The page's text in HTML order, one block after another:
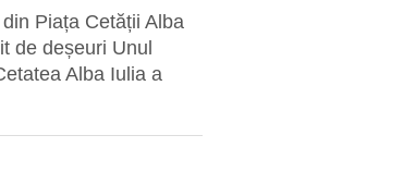
Piața Cetății Alba
de deșeuri Unul
Alba Iulia a